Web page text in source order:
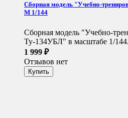
Сборная модель "Учебно-
М 1/144
Сборная модель "Учебно-
Ту-134УБЛ" в масштабе 1/144.
1 999 ₽
Отзывов нет